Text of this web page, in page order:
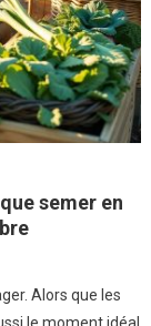
semer en
Alors que les